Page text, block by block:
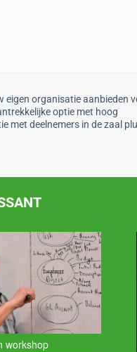
eigen organisatie aanbieden
optie met hoog
met deelnemers in de zaal
workshop